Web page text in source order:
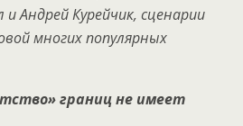
и Андрей Курейчик, сценарии
многих популярных
границ не имеет